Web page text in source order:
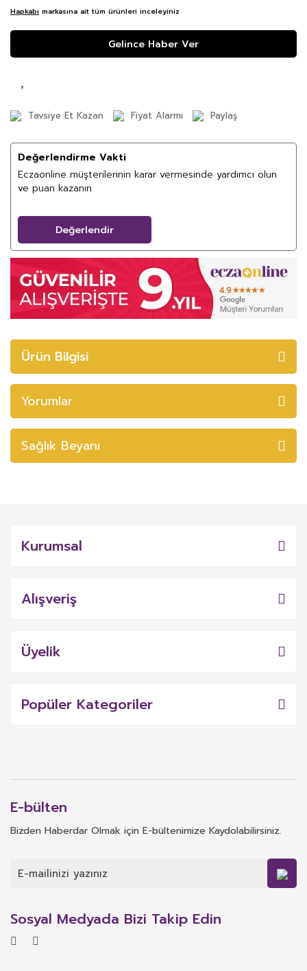
Hapkabı markasına ait tüm ürünleri inceleyiniz
Gelince Haber Ver
Tavsiye Et Kazan Fiyat Alarmı Paylaş
Değerlendirme Vakti
Eczaonline müşterilerinin karar vermesinde yardımcı olun
ve puan kazanın
Değerlendir
Ürün Bilgisi
Yorumlar
Sağlık Beyanı
Kurumsal
Alışveriş
Üyelik
Popüler Kategoriler
E-bülten
Bizden Haberdar Olmak için E-bültenimize Kaydolabilirsiniz.
Sosyal Medyada Bizi Takip Edin